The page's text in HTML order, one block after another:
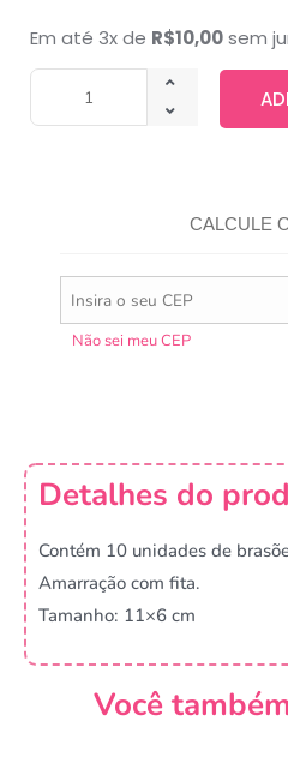
Em até 3x de R$10,00sem
CALCULE
Não sei meu CEP
Detalhes do
Contém 10 unidades de
Amarração com fita.
Tamanho: 11×6 cm
Você